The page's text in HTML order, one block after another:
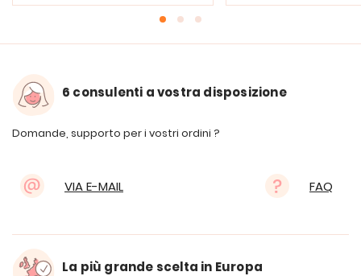
6 consulenti a vostra disposizione
Domande, supporto per i vostri ordini ?
VIA E-MAIL FAQ
La più grande scelta in Europa